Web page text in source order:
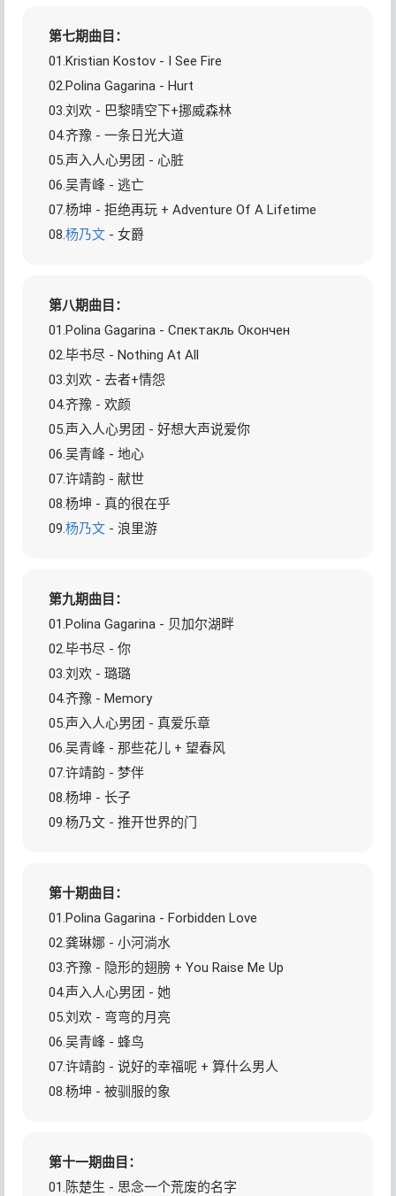
第七期曲目：
01.Kristian Kostov - I See Fire
02.Polina Gagarina - Hurt
03.刘欢 - 巴黎晴空下+挪威森林
04.齐豫 - 一条日光大道
05.声入人心男团 - 心脏
06.吴青峰 - 逃亡
07.杨坤 - 拒绝再玩 + Adventure Of A Lifetime
08.杨乃文 - 女爵
第八期曲目：
01.Polina Gagarina - Спектакль Oкончен
02.毕书尽 - Nothing At All
03.刘欢 - 去者+情怨
04.齐豫 - 欢颜
05.声入人心男团 - 好想大声说爱你
06.吴青峰 - 地心
07.许靖韵 - 献世
08.杨坤 - 真的很在乎
09.杨乃文 - 浪里游
第九期曲目：
01.Polina Gagarina - 贝加尔湖畔
02.毕书尽 - 你
03.刘欢 - 璐璐
04.齐豫 - Memory
05.声入人心男团 - 真爱乐章
06.吴青峰 - 那些花儿 + 望春风
07.许靖韵 - 梦伴
08.杨坤 - 长子
09.杨乃文 - 推开世界的门
第十期曲目：
01.Polina Gagarina - Forbidden Love
02.龚琳娜 - 小河淌水
03.齐豫 - 隐形的翅膀 + You Raise Me Up
04.声入人心男团 - 她
05.刘欢 - 弯弯的月亮
06.吴青峰 - 蜂鸟
07.许靖韵 - 说好的幸福呢 + 算什么男人
08.杨坤 - 被驯服的象
第十一期曲目：
01.陈楚生 - 思念一个荒废的名字